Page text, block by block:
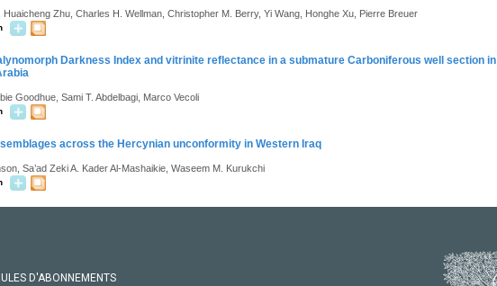
Huaicheng Zhu, Charles H. Wellman, Christopher M. Berry, Yi Wang, Honghe Xu, Pierre Breuer
Darkness Index and vitrinite reflectance in a submature Carboniferous well section in
Goodhue, Sami T. Abdelbagi, Marco Vecoli
across the Hercynian unconformity in Western Iraq
Sa’ad Zeki A. Kader Al-Mashaikie, Waseem M. Kurukchi
D'ABONNEMENTS